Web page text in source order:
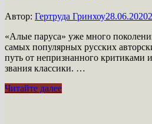
Автор: Гертруда Гринхоу28.06.2020
«Алые паруса» уже много
самых популярных русских
путь от непризнанного критиками
звания классики. …
Иной
Читайте далее